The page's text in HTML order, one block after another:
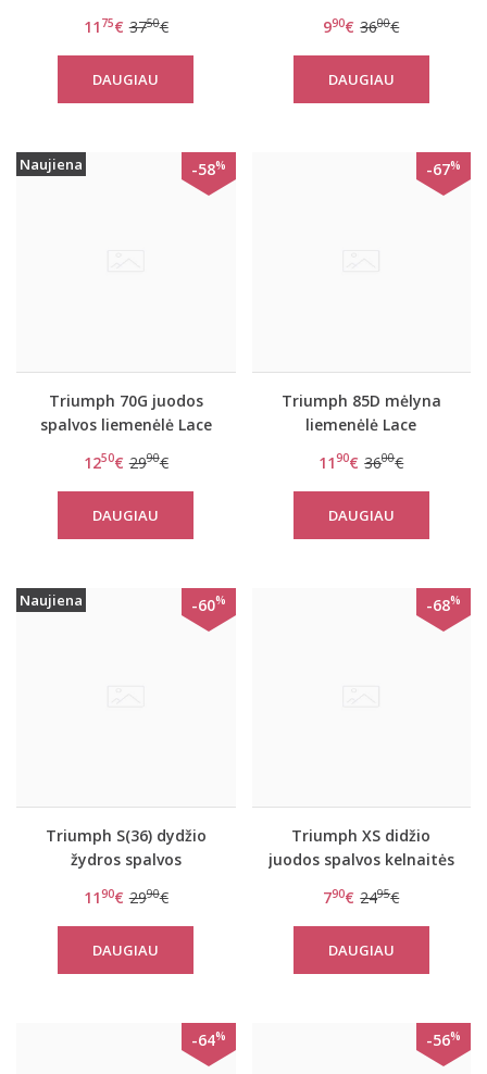
11 75€ 3750€
DAUGIAU
990€ 3600€
DAUGIAU
Naujiena -58%
Triumph 70G juodos
spalvos liemenėlė Lace
1250€ 2990€
DAUGIAU
-67%
Triumph 85D mėlyna
liemenėlė Lace
1190€ 3600€
DAUGIAU
Naujiena -60%
Triumph S(36) dydžio
žydros spalvos
1190€ 2990€
DAUGIAU
-68%
Triumph XS didžio
juodos spalvos kelnaitės
Lace Hipster
790€ 2495€
DAUGIAU
-64% -56%